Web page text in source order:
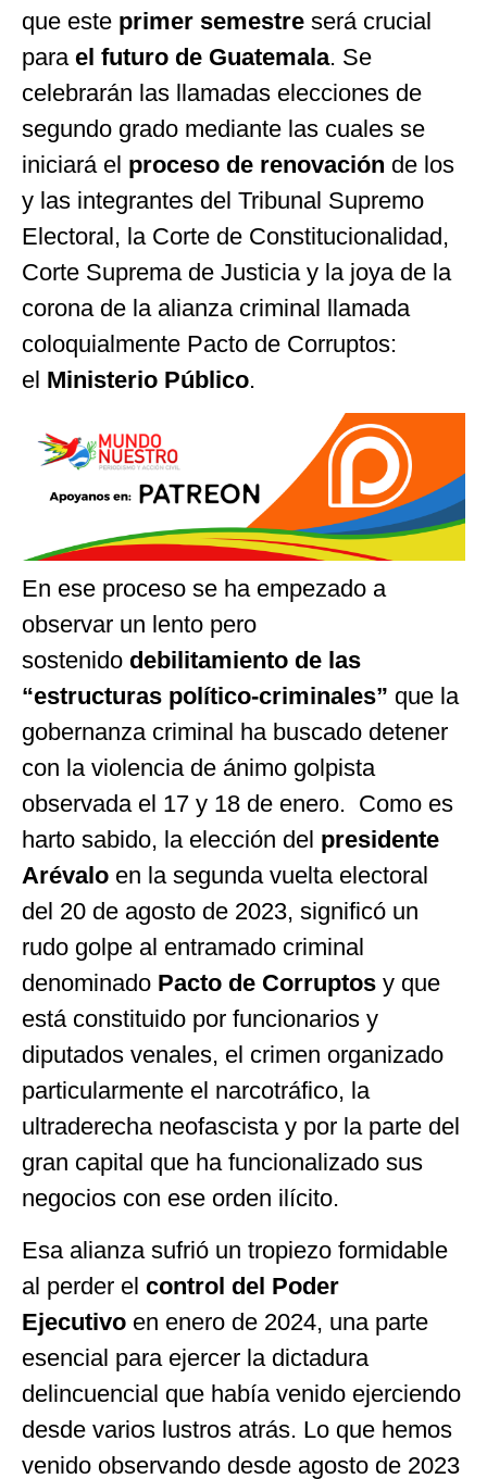
que este primer semestre será crucial
para el futuro de Guatemala. Se
celebrarán las llamadas elecciones de
segundo grado mediante las cuales se
iniciará el proceso de renovación de los
y las integrantes del Tribunal Supremo
Electoral, la Corte de Constitucionalidad,
Corte Suprema de Justicia y la joya de la
corona de la alianza criminal llamada
coloquialmente Pacto de Corruptos:
el Ministerio Público.
En ese proceso se ha empezado a
observar un lento pero
sostenido debilitamiento de las
“estructuras político-criminales” que la
gobernanza criminal ha buscado detener
con la violencia de ánimo golpista
observada el 17 y 18 de enero. Como es
harto sabido, la elección del presidente
Arévalo en la segunda vuelta electoral
del 20 de agosto de 2023, significó un
rudo golpe al entramado criminal
denominado Pacto de Corruptos y que
está constituido por funcionarios y
diputados venales, el crimen organizado
particularmente el narcotráfico, la
ultraderecha neofascista y por la parte del
gran capital que ha funcionalizado sus
negocios con ese orden ilícito.
Esa alianza sufrió un tropiezo formidable
al perder el control del Poder
Ejecutivo en enero de 2024, una parte
esencial para ejercer la dictadura
delincuencial que había venido ejerciendo
desde varios lustros atrás. Lo que hemos
venido observando desde agosto de 2023